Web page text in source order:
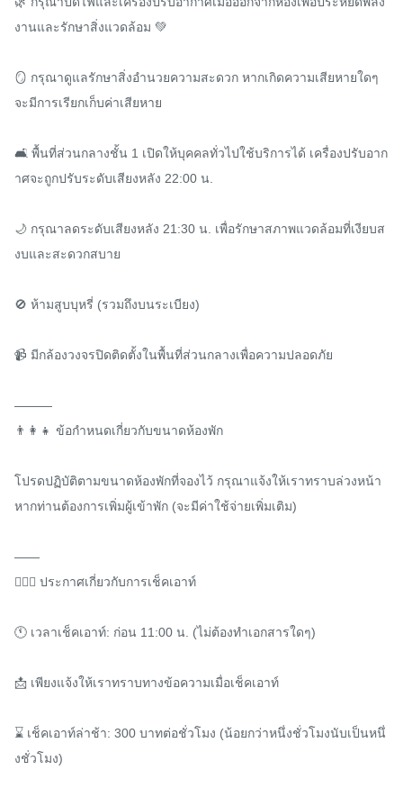
งานและรักษาสิ่งแวดล้อม 💚
🪞 กรุณาดูแลรักษาสิ่งอำนวยความสะดวก หากเกิดความเสียหายใดๆ
จะมีการเรียกเก็บค่าเสียหาย
🛋️ พื้นที่ส่วนกลางชั้น 1 เปิดให้บุคคลทั่วไปใช้บริการได้ เครื่องปรับอาก
าศจะถูกปรับระดับเสียงหลัง 22:00 น.
🌙 กรุณาลดระดับเสียงหลัง 21:30 น. เพื่อรักษาสภาพแวดล้อมที่เงียบส
งบและสะดวกสบาย
🚫 ห้ามสูบบุหรี่ (รวมถึงบนระเบียง)
📹 มีกล้องวงจรปิดติดตั้งในพื้นที่ส่วนกลางเพื่อความปลอดภัย
———
👨‍👩‍👧 ข้อกำหนดเกี่ยวกับขนาดห้องพัก
โปรดปฏิบัติตามขนาดห้องพักที่จองไว้ กรุณาแจ้งให้เราทราบล่วงหน้า
หากท่านต้องการเพิ่มผู้เข้าพัก (จะมีค่าใช้จ่ายเพิ่มเติม)
——
💁🏻‍♀️ ประกาศเกี่ยวกับการเช็คเอาท์
🕚 เวลาเช็คเอาท์: ก่อน 11:00 น. (ไม่ต้องทำเอกสารใดๆ)
📩 เพียงแจ้งให้เราทราบทางข้อความเมื่อเช็คเอาท์
⌛ เช็คเอาท์ล่าช้า: 300 บาทต่อชั่วโมง (น้อยกว่าหนึ่งชั่วโมงนับเป็นหนึ่
งชั่วโมง)